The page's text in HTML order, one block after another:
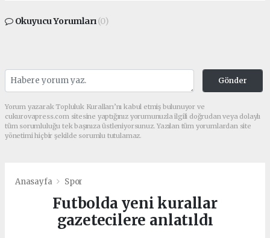
Okuyucu Yorumları(0)
Gönder
Yorum yazarak Topluluk Kuralları’nı kabul etmiş bulunuyor ve
cukurovapress.com sitesine yaptığınız yorumunuzla ilgili doğrudan veya dolaylı
tüm sorumluluğu tek başınıza üstleniyorsunuz. Yazılan tüm yorumlardan site
yönetimi hiçbir şekilde sorumlu tutulamaz.
Anasayfa Spor
Futbolda yeni kurallar
gazetecilere anlatıldı